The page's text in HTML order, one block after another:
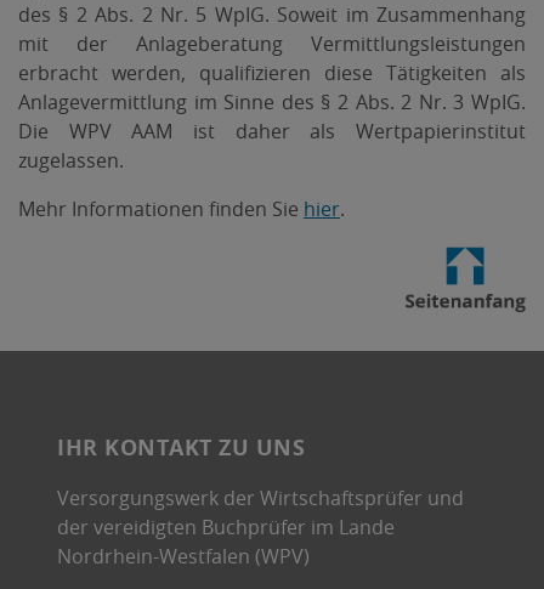
des § 2 Abs. 2 Nr. 5 WpIG. Soweit im Zusammenhang
mit der Anlageberatung Vermittlungsleistungen
erbracht werden, qualifizieren diese Tätigkeiten als
Anlagevermittlung im Sinne des § 2 Abs. 2 Nr. 3 WpIG.
Die WPV AAM ist daher als Wertpapierinstitut
zugelassen.
Mehr Informationen finden Sie hier.
IHR KONTAKT ZU UNS
Versorgungswerk der Wirtschaftsprüfer und
der vereidigten Buchprüfer im Lande
Nordrhein-Westfalen (WPV)